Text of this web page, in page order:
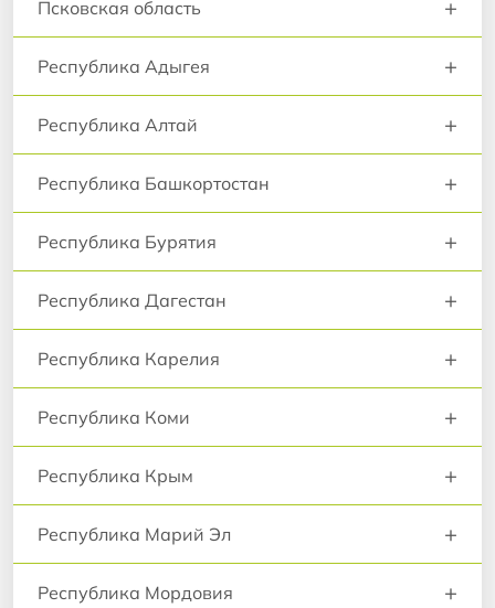
Псковская область +
Республика Адыгея +
Республика Алтай +
Республика Башкортостан +
Республика Бурятия +
Республика Дагестан +
Республика Карелия +
Республика Коми +
Республика Крым +
Республика Марий Эл +
Республика Мордовия +